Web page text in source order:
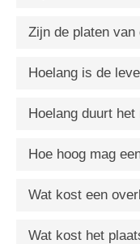
Zijn de platen van
Hoelang is de
Hoelang duurt
Hoe hoog mag
Wat kost een
Wat kost het